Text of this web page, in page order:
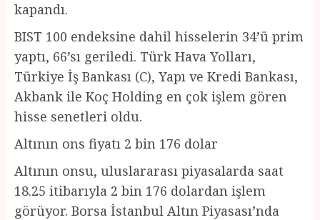
kapandı.
BIST 100 endeksine dahil hisselerin 34’ü prim
yaptı, 66’sı geriledi. Türk Hava Yolları,
Türkiye İş Bankası (C), Yapı ve Kredi Bankası,
Akbank ile Koç Holding en çok işlem gören
hisse senetleri oldu.
Altının ons fiyatı 2 bin 176 dolar
Altının onsu, uluslararası piyasalarda saat
18.25 itibarıyla 2 bin 176 dolardan işlem
görüyor. Borsa İstanbul Altın Piyasası’nda